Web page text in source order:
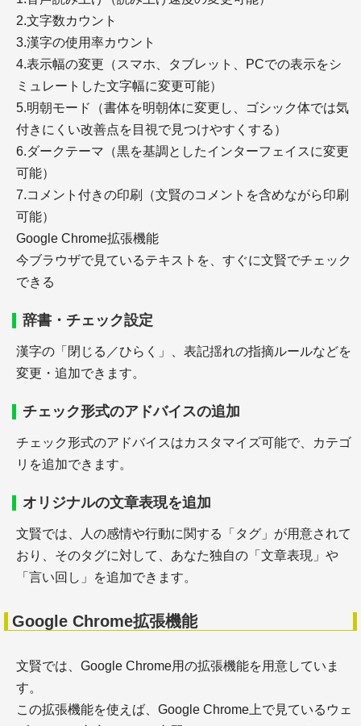
＋引用文献・参考文献の記述ツール
＋引用文献・参考文献と本文との関連付け
＋参考文献の役割
参考文献の記載法
＋参考文献の書き方
＋特許文献の番号等
＋雑誌中の論文 *1
論文の書き方
＋学術論文の執筆と構成
2.文字数カウント
3.漢字の使用率カウント
4.表示幅の変更（スマホ、タブレット、PCでの表示をシ
ミュレートした文字幅に変更可能）
5.明朝モード（書体を明朝体に変更し、ゴシック体では気
付きにくい改善点を目視で見つけやすくする）
6.ダークテーマ（黒を基調としたインターフェイスに変更
可能）
7.コメント付きの印刷（文賢のコメントを含めながら印刷
可能）
Google Chrome拡張機能
今ブラウザで見ているテキストを、すぐに文賢でチェック
できる
辞書・チェック設定
漢字の「閉じる／ひらく」、表記揺れの指摘ルールなどを
変更・追加できます。
チェック形式のアドバイスの追加
チェック形式のアドバイスはカスタマイズ可能で、カテゴ
リを追加できます。
オリジナルの文章表現を追加
文賢では、人の感情や行動に関する「タグ」が用意されて
おり、そのタグに対して、あなた独自の「文章表現」や
「言い回し」を追加できます。
Google Chrome拡張機能
文賢では、Google Chrome用の拡張機能を用意していま
す。
この拡張機能を使えば、Google Chrome上で見ているウェ